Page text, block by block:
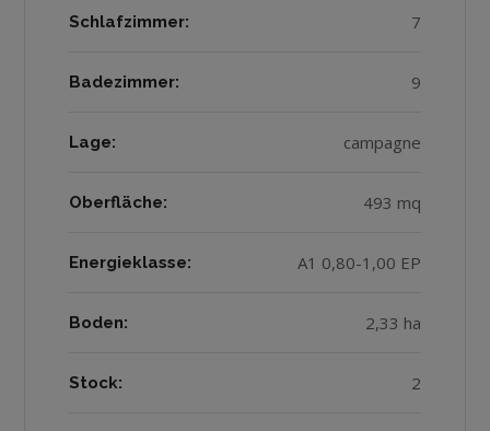
Schlafzimmer: 7
Badezimmer: 9
Lage: campagne
Oberfläche: 493 mq
Energieklasse: A1 0,80-1,00 EP
Boden: 2,33 ha
Stock: 2